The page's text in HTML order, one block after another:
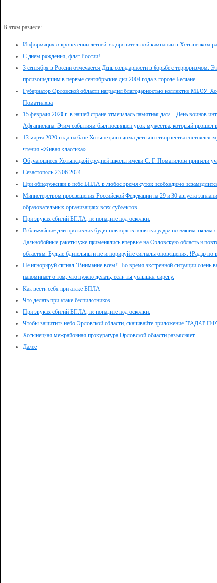
В этом разделе:
Информация о проведении летней оздоровительной кампании в Хотынецком
С днем рождения, флаг России!
3 сентября в России отмечается День солидарности в борьбе с терроризмом.
произошедшим в первые сентябрьские дни 2004 года в городе Беслане.
Губернатор Орловской области наградил благодарностью коллектив МБОУ-
Поматилова
15 февраля 2020 г. в нашей стране отмечалась памятная дата – День воинов
Афганистана. Этим событиям был посвящен урок мужества, который прошел
13 марта 2020 года на базе Хотынецкого дома детского творчества состоялся
чтения «Живая классика».
Обучающиеся Хотынецкой средней школы имени С. Г. Поматилова приняли
Севастополь 23.06.2024
При обнаружении в небе БПЛА в любое время суток необходимо
Министерством просвещения Российской Федерации на 29 и 30 августа
образовательных организациях всех субъектов.
При звуках сбитий БПЛА, не попадите под осколки.
В ближайшие дни противник будет повторять попытки удара по нашим тылам
Дальнобойные ракеты уже применились впервые на Орловскую область и
областям. Будьте бдительны и не игнорируйте сигналы оповещения. ❗️Радар по
Не игнорируй сигнал "Внимание всем!" Во время экстренной ситуации очень
напоминает о том, что нужно делать, если ты услышал сирену.
Как вести себя при атаке БПЛА
Что делать при атаке беспилотников
При звуках сбитий БПЛА, не попадите под осколки.
Чтобы защитить небо Орловской области, скачивайте приложение
Хотынецкая межрайонная прокуратура Орловской области разъясняет
Далее